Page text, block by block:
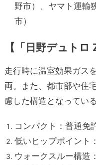
野市）、ヤマト運輸
市）
【「日野デュトロ
走行時に温室効果ガス
両。また、都市部や住
慮した構造となっている
コンパクト：普通免
低いヒップポイント
ウォークスルー構造